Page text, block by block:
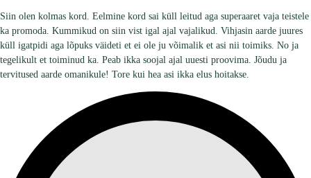
Siin olen kolmas kord. Eelmine kord sai küll leitud aga superaaret vaja teistele
ka promoda. Kummikud on siin vist igal ajal vajalikud. Vihjasin aarde juures
küll igatpidi aga lõpuks väideti et ei ole ju võimalik et asi nii toimiks. No ja
tegelikult et toiminud ka. Peab ikka soojal ajal uuesti proovima. Jõudu ja
tervitused aarde omanikule! Tore kui hea asi ikka elus hoitakse.